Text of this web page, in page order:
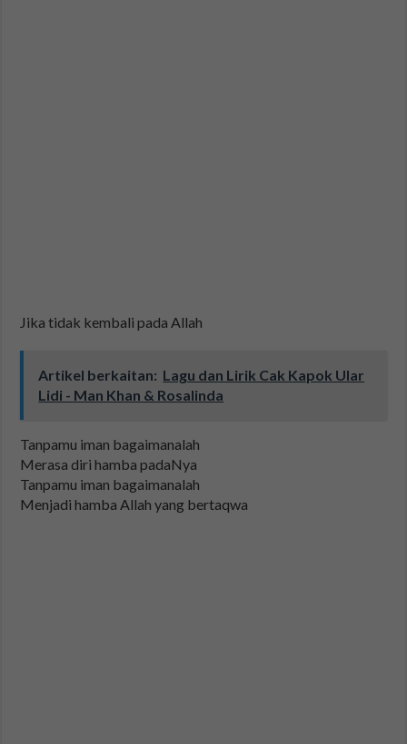
Jika tidak kembali pada Allah
Artikel berkaitan: Lagu dan Lirik Cak Kapok Ular
Lidi - Man Khan & Rosalinda
Tanpamu iman bagaimanalah
Merasa diri hamba padaNya
Tanpamu iman bagaimanalah
Menjadi hamba Allah yang bertaqwa